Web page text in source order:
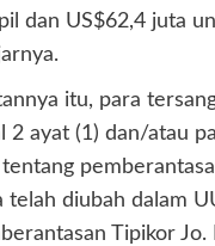
dan US$62,4 juta
itu, para
2 ayat (1) dan/atau
telah diubah dalam
Tipikor Jo.